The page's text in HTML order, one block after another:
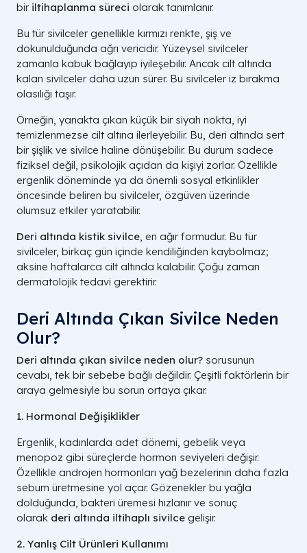
bir iltihaplanma süreci olarak tanımlanır.
Bu tür sivilceler genellikle kırmızı renkte, şiş ve
dokunulduğunda ağrı vericidir. Yüzeysel sivilceler
zamanla kabuk bağlayıp iyileşebilir. Ancak cilt altında
kalan sivilceler daha uzun sürer. Bu sivilceler iz bırakma
olasılığı taşır.
Örneğin, yanakta çıkan küçük bir siyah nokta, iyi
temizlenmezse cilt altına ilerleyebilir. Bu, deri altında sert
bir şişlik ve sivilce haline dönüşebilir. Bu durum sadece
fiziksel değil, psikolojik açıdan da kişiyi zorlar. Özellikle
ergenlik döneminde ya da önemli sosyal etkinlikler
öncesinde beliren bu sivilceler, özgüven üzerinde
olumsuz etkiler yaratabilir.
Deri altında kistik sivilce, en ağır formudur. Bu tür
sivilceler, birkaç gün içinde kendiliğinden kaybolmaz;
aksine haftalarca cilt altında kalabilir. Çoğu zaman
dermatolojik tedavi gerektirir.
Deri Altında Çıkan Sivilce Neden
Olur?
Deri altında çıkan sivilce neden olur? sorusunun
cevabı, tek bir sebebe bağlı değildir. Çeşitli faktörlerin bir
araya gelmesiyle bu sorun ortaya çıkar.
1. Hormonal Değişiklikler
Ergenlik, kadınlarda adet dönemi, gebelik veya
menopoz gibi süreçlerde hormon seviyeleri değişir.
Özellikle androjen hormonları yağ bezelerinin daha fazla
sebum üretmesine yol açar. Gözenekler bu yağla
dolduğunda, bakteri üremesi hızlanır ve sonuç
olarak deri altında iltihaplı sivilce gelişir.
2. Yanlış Cilt Ürünleri Kullanımı